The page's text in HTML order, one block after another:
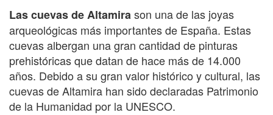
Las cuevas de Altamirason una de las joyas
arqueológicas más importantes de España. Estas
cuevas albergan una gran cantidad de pinturas
prehistóricas que datan de hace más de 14.000
años. Debido a su gran valor histórico y cultural, las
cuevas de Altamira han sido declaradas Patrimonio
de la Humanidad por la UNESCO.